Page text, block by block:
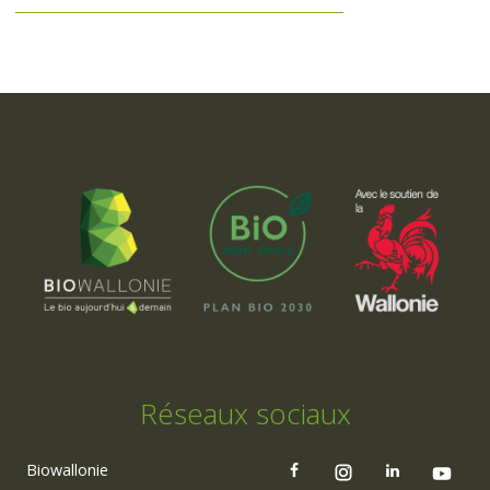
Réseaux sociaux
Biowallonie